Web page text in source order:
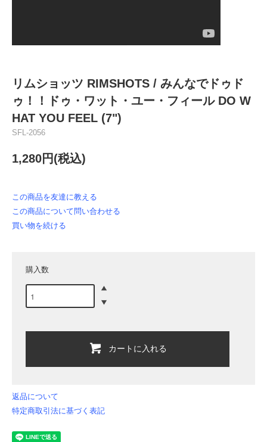
リムショッツ RIMSHOTS / みんなでドゥド
ゥ！！ドゥ・ワット・ユー・フィール DO W
HAT YOU FEEL (7")
SFL-2056
1,280円(税込)
この商品を友達に教える
この商品について問い合わせる
買い物を続ける
購入数
カートに入れる
返品について
特定商取引法に基づく表記